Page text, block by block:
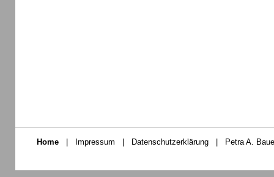
Home Impressum Datenschutzerklärung Petra A.